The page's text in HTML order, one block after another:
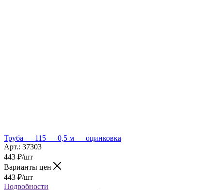
Труба — 115 — 0,5 м — оцинковка
Арт.: 37303
443 ₽/шт
Варианты цен
443 ₽/шт
Подробности